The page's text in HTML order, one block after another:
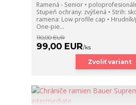
Ramená - Senior •
Stupeň ochrany: zvýšená • Strih:
ramena: Low profile cap •
One-pie...
110,00 EUR
99,00 EUR/ks
Zvoliť variant